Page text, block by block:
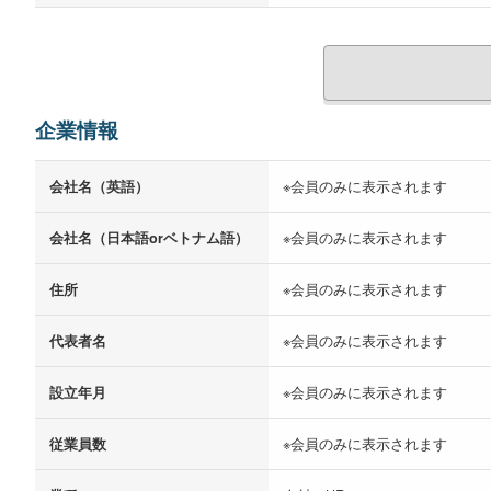
企業情報
会社名（英語） ※会員のみに表示されます
会社名（日本語orベトナム語） ※会員のみに表示されます
住所 ※会員のみに表示されます
代表者名 ※会員のみに表示されます
設立年月 ※会員のみに表示されます
従業員数 ※会員のみに表示されます